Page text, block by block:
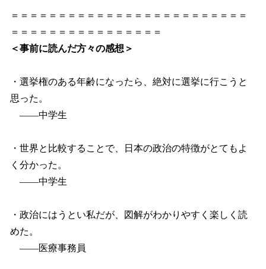
＝＝＝＝＝＝＝＝＝＝＝＝＝＝＝＝＝＝＝＝＝＝＝＝＝
＝＝＝＝＝＝＝＝＝＝＝＝＝＝＝＝
＜事前に読んだ方々の感想＞
・選挙権のある年齢になったら、絶対に選挙に行こうと
思った。
――中学生
・世界と比較することで、日本の政治の特徴がとてもよ
く分かった。
――中学生
・政治にはうとい私だが、図解がわかりやすく楽しく読
めた。
――医療事務員